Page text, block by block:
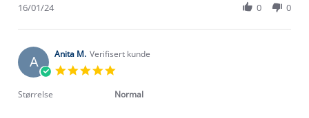
on
Jan
Karianne
on
16
Jan
16/01/24 0 0
A Anita M. Verifisert kunde
rating
Størrelse Normal